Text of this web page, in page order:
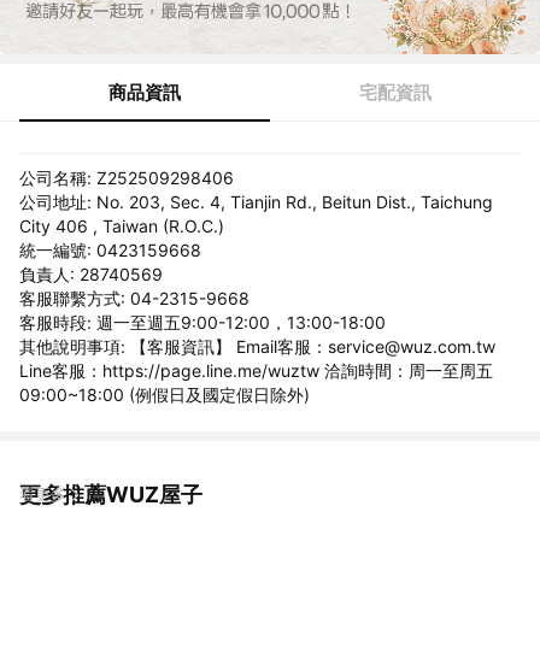
商品資訊 宅配資訊
公司名稱: Z252509298406
公司地址: No. 203, Sec. 4, Tianjin Rd., Beitun Dist., Taichung
City 406 , Taiwan (R.O.C.)
統一編號: 0423159668
負責人: 28740569
客服聯繫方式: 04-2315-9668
客服時段: 週一至週五9:00-12:00，13:00-18:00
其他說明事項: 【客服資訊】 Email客服：service@wuz.com.tw
Line客服：https://page.line.me/wuztw 洽詢時間：周一至周五
09:00~18:00 (例假日及國定假日除外)
更多推薦WUZ屋子
看更多